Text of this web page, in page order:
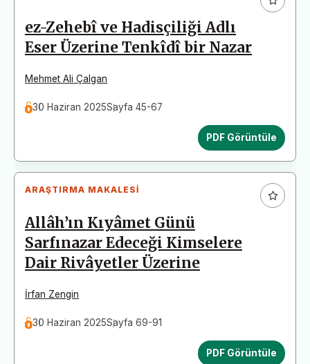
ez-Zehebî ve Hadisçiliği Adlı
Eser Üzerine Tenkîdî bir Nazar
Mehmet Ali Çalgan
30 Haziran 2025Sayfa 45-67
PDF Görüntüle
ARAŞTIRMA MAKALESI
Allâh’ın Kıyâmet Günü
Sarfınazar Edeceği Kimselere
Dair Rivâyetler Üzerine
İrfan Zengin
30 Haziran 2025Sayfa 69-91
PDF Görüntüle